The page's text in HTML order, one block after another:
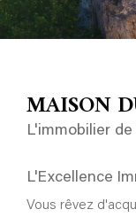
MAISON
L'immobilier
L'Excellence
Vous rêvez